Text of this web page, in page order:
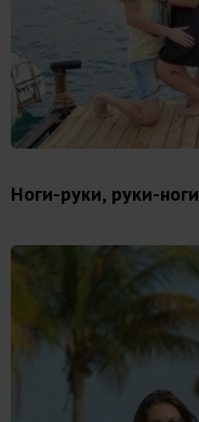
Ноги-руки, руки-ноги